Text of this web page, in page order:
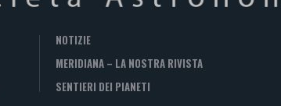
NOTIZIE
MERIDIANA – LA NOSTRA RIVISTA
SENTIERI DEI PIANETI